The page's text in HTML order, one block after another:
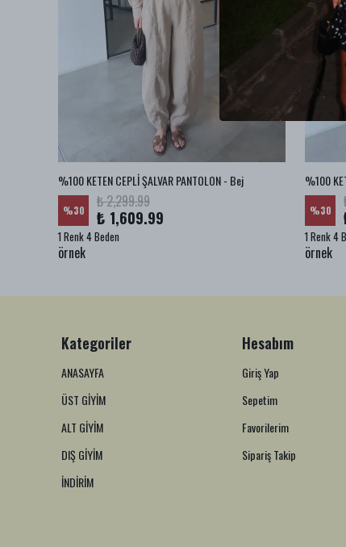
%100 KETEN CEPLİ ŞALVAR PANTOLON - Bej
%30 ₺ 2,299.99
₺ 1,609.99
1 Renk 4 Beden
örnek
%100
%30
1 Renk 4
örnek
Kategoriler
ANASAYFA
ÜST GİYİM
ALT GİYİM
DIŞ GİYİM
İNDİRİM
Hesabım
Giriş Yap
Sepetim
Favorilerim
Sipariş Takip